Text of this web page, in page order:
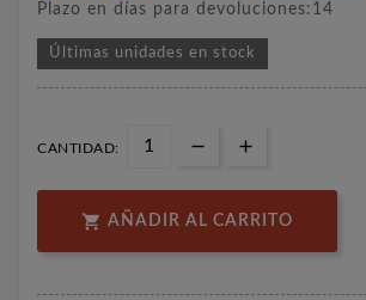
Plazo en días para devoluciones:14
Últimas unidades en stock
CANTIDAD:
 AÑADIR AL CARRITO